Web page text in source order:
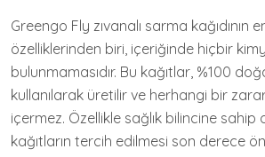
Greengo Fly zıvanalı sarma kağıdının
özelliklerinden biri, içeriğinde hiçbir
bulunmamasıdır. Bu kağıtlar, %100
kullanılarak üretilir ve herhangi bir
içermez. Özellikle sağlık bilincine sahip
kağıtların tercih edilmesi son derece